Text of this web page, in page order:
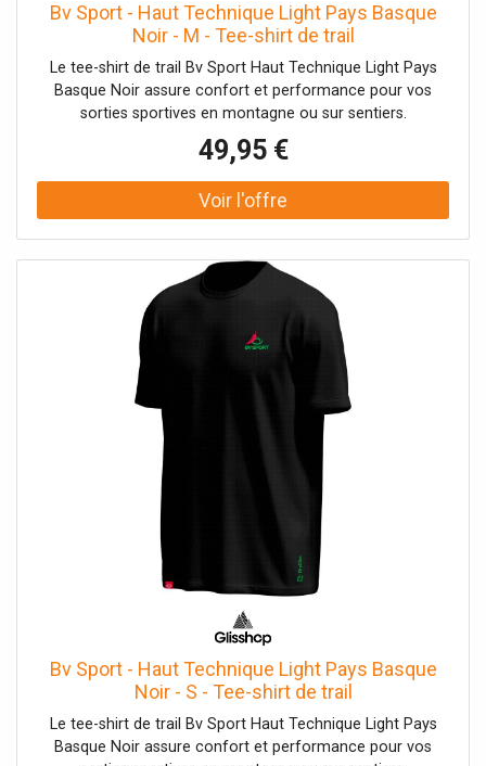
Bv Sport - Haut Technique Light Pays Basque
Noir - M - Tee-shirt de trail
Le tee-shirt de trail Bv Sport Haut Technique Light Pays
Basque Noir assure confort et performance pour vos
sorties sportives en montagne ou sur sentiers.
49,95 €
Bv Sport - Haut Technique Light Pays Basque
Noir - S - Tee-shirt de trail
Le tee-shirt de trail Bv Sport Haut Technique Light Pays
Basque Noir assure confort et performance pour vos